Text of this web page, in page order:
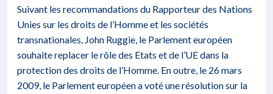
Suivant les recommandations du Rapporteur des Nations
Unies sur les droits de l’Homme et les sociétés
transnationales, John Ruggie, le Parlement européen
souhaite replacer le rôle des Etats et de l’UE dans la
protection des droits de l’Homme. En outre, le 26 mars
2009, le Parlement européen a voté unerésolutionsur la